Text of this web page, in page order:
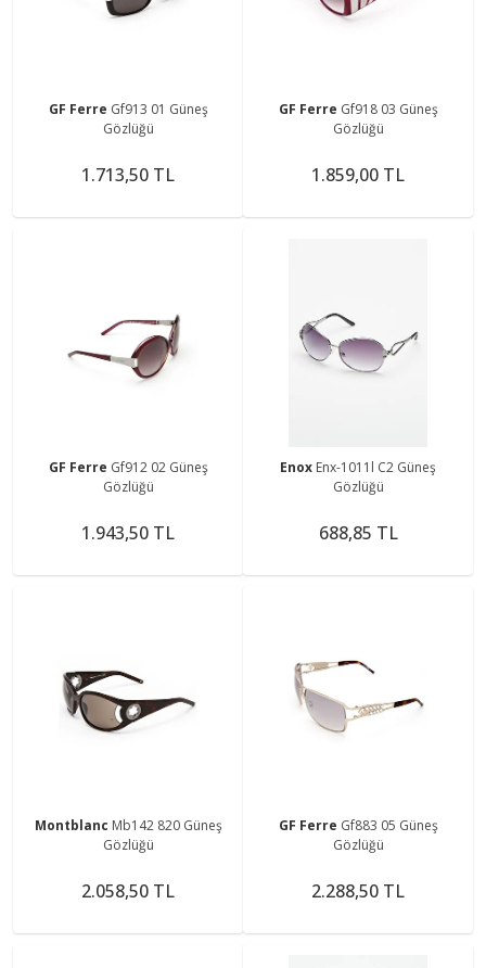
GF Ferre Gf913 01 Güneş
Gözlüğü
1.713,50 TL
GF Ferre Gf918 03 Güneş
Gözlüğü
1.859,00 TL
GF Ferre Gf912 02 Güneş
Gözlüğü
1.943,50 TL
Enox Enx-1011l C2 Güneş
Gözlüğü
688,85 TL
Montblanc Mb142 820 Güneş
Gözlüğü
2.058,50 TL
GF Ferre Gf883 05 Güneş
Gözlüğü
2.288,50 TL